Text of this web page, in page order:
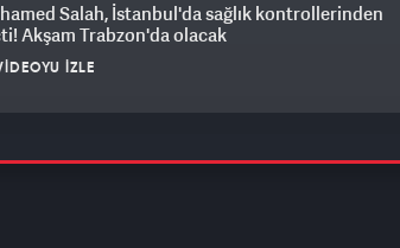
Salah, İstanbul'da sağlık kontrollerinden
Akşam Trabzon'da olacak
İZLE